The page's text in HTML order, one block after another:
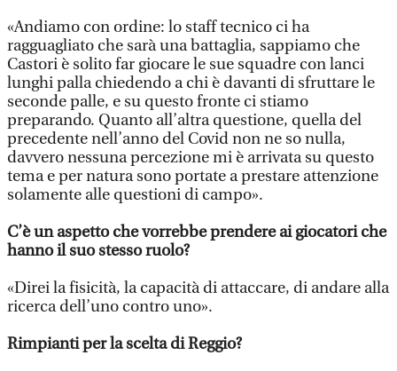
«Andiamo con ordine: lo staff tecnico ci ha
ragguagliato che sarà una battaglia, sappiamo che
Castori è solito far giocare le sue squadre con lanci
lunghi palla chiedendo a chi è davanti di sfruttare le
seconde palle, e su questo fronte ci stiamo
preparando. Quanto all’altra questione, quella del
precedente nell’anno del Covid non ne so nulla,
davvero nessuna percezione mi è arrivata su questo
tema e per natura sono portate a prestare attenzione
solamente alle questioni di campo».
C’è un aspetto che vorrebbe prendere ai giocatori che
hanno il suo stesso ruolo?
«Direi la fisicità, la capacità di attaccare, di andare alla
ricerca dell’uno contro uno».
Rimpianti per la scelta di Reggio?